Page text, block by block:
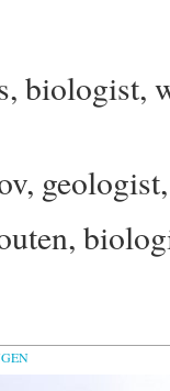
biologist,